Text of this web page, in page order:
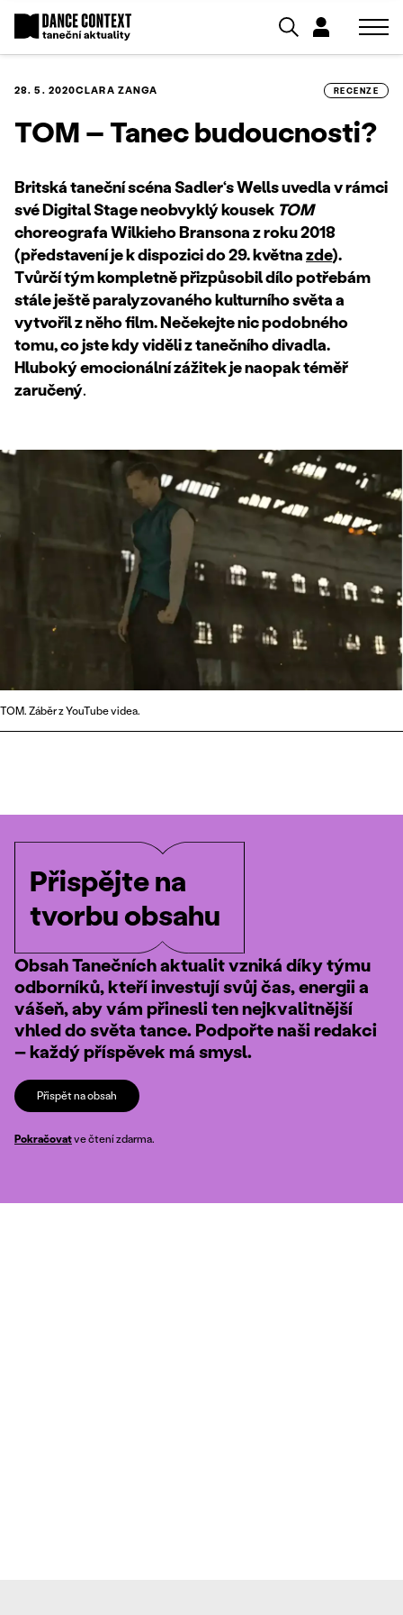
28. 5. 2020CLARA ZANGA RECENZE
TOM – Tanec budoucnosti?
Britská taneční scéna Sadler‘s Wells uvedla v rámci
své Digital Stage neobvyklý kousek TOM
choreografa Wilkieho Bransona z roku 2018
(představení je k dispozici do 29. květnazde).
Tvůrčí tým kompletně přizpůsobil dílo potřebám
stále ještě paralyzovaného kulturního světa a
vytvořil z něho film. Nečekejte nic podobného
tomu, co jste kdy viděli z tanečního divadla.
Hluboký emocionální zážitek je naopak téměř
zaručený.
TOM. Záběr z YouTube videa.
Přispějte na
tvorbu obsahu
Obsah Tanečních aktualit vzniká díky týmu
odborníků, kteří investují svůj čas, energii a
vášeň, aby vám přinesli ten nejkvalitnější
vhled do světa tance. Podpořte naši redakci
– každý příspěvek má smysl.
Přispět na obsah
Pokračovatve čtení zdarma.